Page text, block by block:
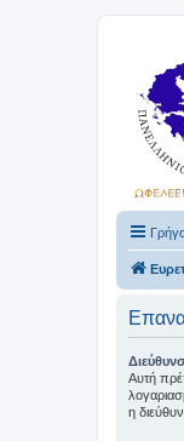
Αυτή
η